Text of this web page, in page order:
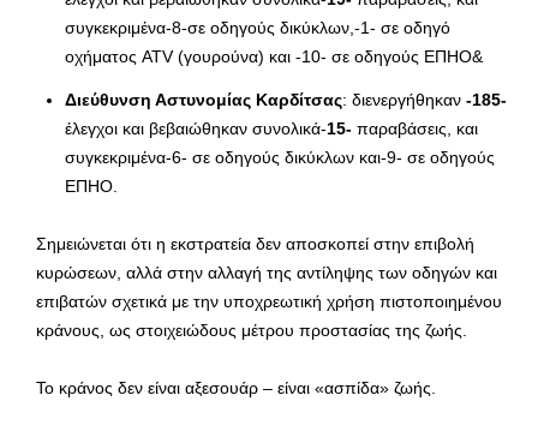
συγκεκριμένα-8-σε οδηγούς δικύκλων,-1- σε οδηγό
οχήματος ATV (γουρούνα) και -10- σε οδηγούς ΕΠΗΟ&
Διεύθυνση Αστυνομίας Καρδίτσας: διενεργήθηκαν -185-
έλεγχοι και βεβαιώθηκαν συνολικά-15- παραβάσεις, και
συγκεκριμένα-6- σε οδηγούς δικύκλων και-9- σε οδηγούς
ΕΠΗΟ.
Σημειώνεται ότι η εκστρατεία δεν αποσκοπεί στην επιβολή
κυρώσεων, αλλά στην αλλαγή της αντίληψης των οδηγών και
επιβατών σχετικά με την υποχρεωτική χρήση πιστοποιημένου
κράνους, ως στοιχειώδους μέτρου προστασίας της ζωής.
Το κράνος δεν είναι αξεσουάρ – είναι «ασπίδα» ζωής.